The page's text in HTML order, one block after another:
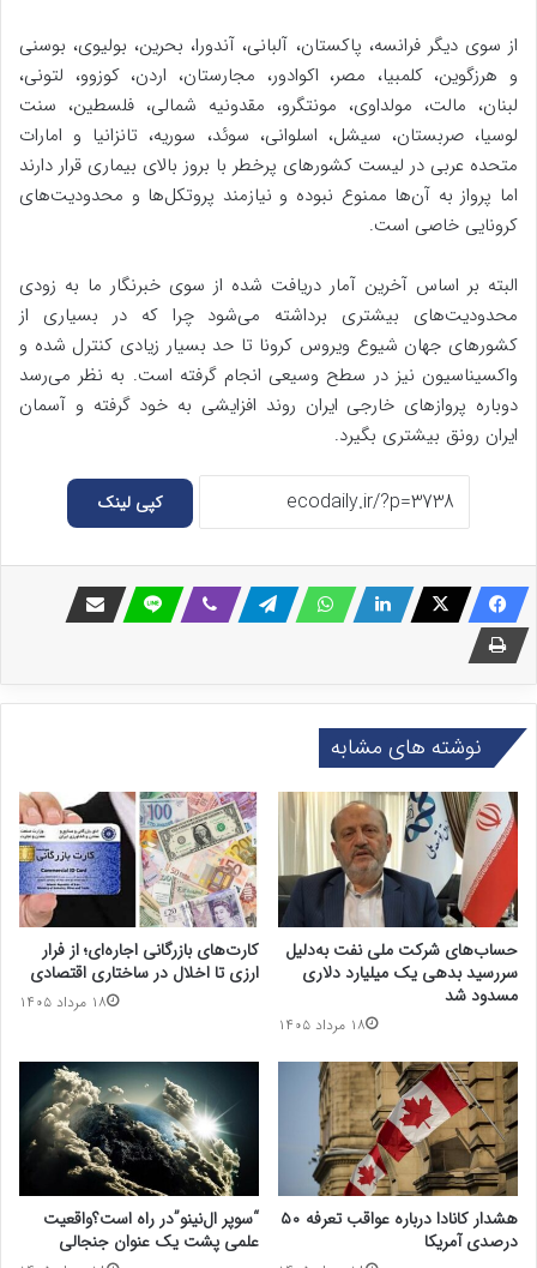
از سوی دیگر فرانسه، پاکستان، آلبانی، آندورا، بحرین، بولیوی، بوسنی
و هرزگوین، کلمبیا، مصر، اکوادور، مجارستان، اردن، کوزوو، لتونی،
لبنان، مالت، مولداوی، مونتگرو، مقدونیه شمالی، فلسطین، سنت
لوسیا، صربستان، سیشل، اسلوانی، سوئد، سوریه، تانزانیا و امارات
متحده عربی در لیست کشورهای پرخطر با بروز بالای بیماری قرار دارند
اما پرواز به آن‌ها ممنوع نبوده و نیازمند پروتکل‌ها و محدودیت‌های
کرونایی خاصی است.
البته بر اساس آخرین آمار دریافت شده از سوی خبرنگار ما به زودی
محدودیت‌های بیشتری برداشته می‌شود چرا که در بسیاری از
کشورهای جهان شیوع ویروس کرونا تا حد بسیار زیادی کنترل شده و
واکسیناسیون نیز در سطح وسیعی انجام گرفته است. به نظر می‌رسد
دوباره پروازهای خارجی ایران روند افزایشی به خود گرفته و آسمان
ایران رونق بیشتری بگیرد.
کپی لینک
نوشته های مشابه
کارت‌های بازرگانی اجاره‌ای؛ از فرار
ارزی تا اخلال در ساختاری اقتصادی
۱۸ مرداد ۱۴۰۵
حساب‌های شرکت ملی نفت به‌دلیل
سررسید بدهی یک میلیارد دلاری
مسدود شد
۱۸ مرداد ۱۴۰۵
“سوپر ال‌نینو”در راه است؟واقعیت
علمی پشت یک عنوان جنجالی
هشدار کانادا درباره عواقب تعرفه ۵۰
درصدی آمریکا